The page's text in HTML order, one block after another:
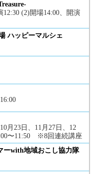
12:30 (2)開場14:00、開演
ハッピーマルシェ
月23日、11月27日、12
〜11:50 ※8回連続講座
with地域おこし協力隊